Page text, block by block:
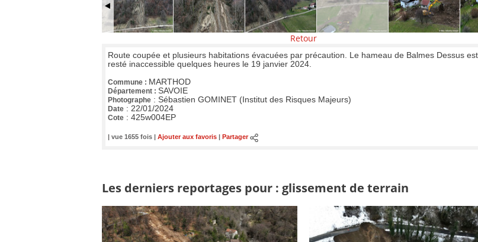
Retour
Route coupée et plusieurs habitations évacuées par précaution. Le hameau de Balmes Dessus est
resté inaccessible quelques heures le 19 janvier 2024.
Commune : MARTHOD
Département : SAVOIE
Photographe : Sébastien GOMINET (Institut des Risques Majeurs)
Date : 22/01/2024
Cote : 425w004EP
| vue 1655 fois | Ajouter aux favoris Partager
Les derniers reportages pour : glissement de terrain